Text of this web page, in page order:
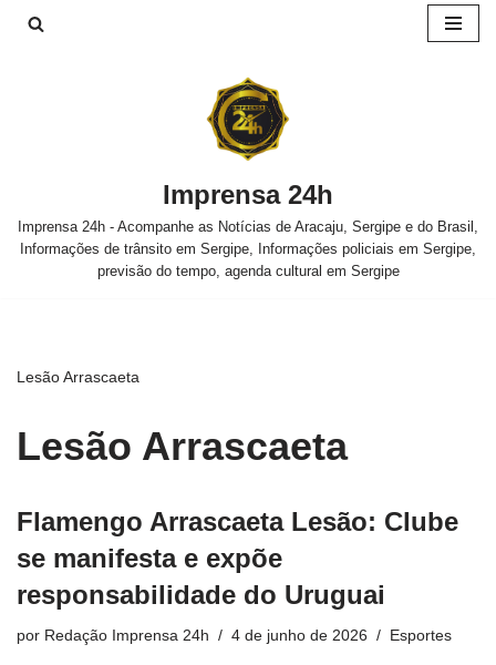
Imprensa 24h
Imprensa 24h - Acompanhe as Notícias de Aracaju, Sergipe e do Brasil,
Informações de trânsito em Sergipe, Informações policiais em Sergipe,
previsão do tempo, agenda cultural em Sergipe
Lesão Arrascaeta
Lesão Arrascaeta
Flamengo Arrascaeta Lesão: Clube
se manifesta e expõe
responsabilidade do Uruguai
por Redação Imprensa 24h 4 de junho de 2026 Esportes